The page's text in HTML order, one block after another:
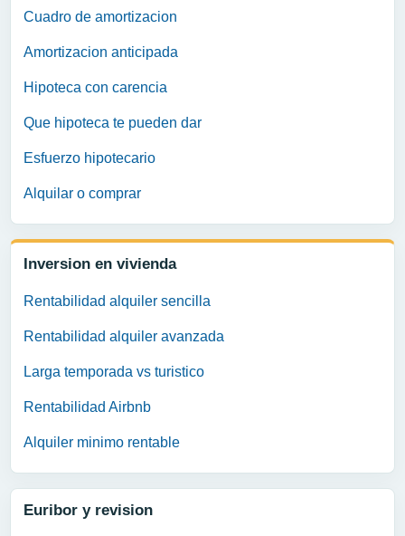
Cuadro de amortizacion
Amortizacion anticipada
Hipoteca con carencia
Que hipoteca te pueden dar
Esfuerzo hipotecario
Alquilar o comprar
Inversion en vivienda
Rentabilidad alquiler sencilla
Rentabilidad alquiler avanzada
Larga temporada vs turistico
Rentabilidad Airbnb
Alquiler minimo rentable
Euribor y revision